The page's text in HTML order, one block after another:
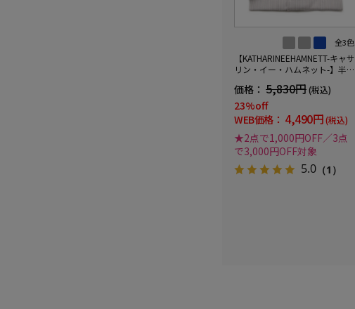
全3色
【KATHARINEEHAMNETT-キャサ
リン・イー・ハムネット-】半袖
タンダウン360°ストレッチ吸水
速乾チェック通年
価格： 5,830円(税込)
23%off
WEB価格： 4,490円(税込)
★2点で1,000円OFF／3点
で3,000円OFF対象
5.0 （1）